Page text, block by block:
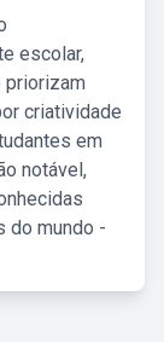
escolar,
priorizam
criatividade
em
notável,
do mundo -